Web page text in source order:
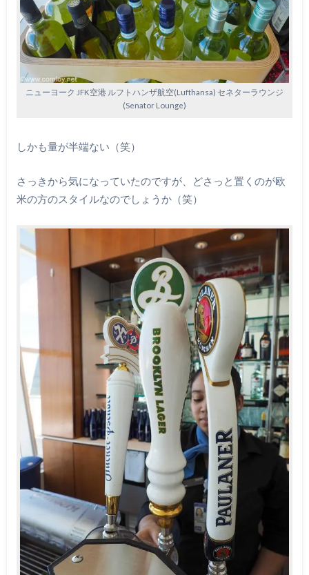
ニューヨーク JFK空港 ルフトハンザ航空(Lufthansa) セネターラウンジ
(Senator Lounge)
しかも量が半端ない（笑）
さっきから気になっていたのですが、どさっと置くのが欧
米の方のスタイルなのでしょうか（笑）